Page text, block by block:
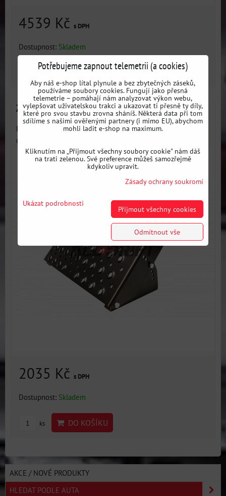
4539 Kč s DPH
Dostupnost: Skladem
DO KOŠÍKU
Závodní podlaha spolujezdec - polohovatelná
Plechová podlaha pro spolujezdce, která umožňuje lepší
uložení...
2035 Kč s DPH
Dostupnost: Skladem
ks DO KOŠÍKU
AKCE / NOVÉ PRODUKTY
HLEDAT PODLE AUTA
Potřebujeme zapnout telemetrii (a cookies)
Aby náš e-shop lítal plynule a bez zbytečných záseků,
používáme soubory cookies. Fungují jako přesná
telemetrie – pomáhají nám analyzovat výkon webu,
vylepšovat uživatelskou trakci a ukazovat ti přesně ty díly,
které pro svou stavbu zrovna sháníš. Některá data při tom
sdílíme s našimi ověřenými partnery (i mimo EU), abychom
mohli ladit e-shop na maximum.
Kliknutím na „Přijmout všechny soubory cookie" nám dáš
na trati zelenou. Své preference můžeš samozřejmě
kdykoliv upravit.
Zásady ochrany soukromí
Ukázat podrobnosti
Přijmout všechny cookies
Odmítnout vše